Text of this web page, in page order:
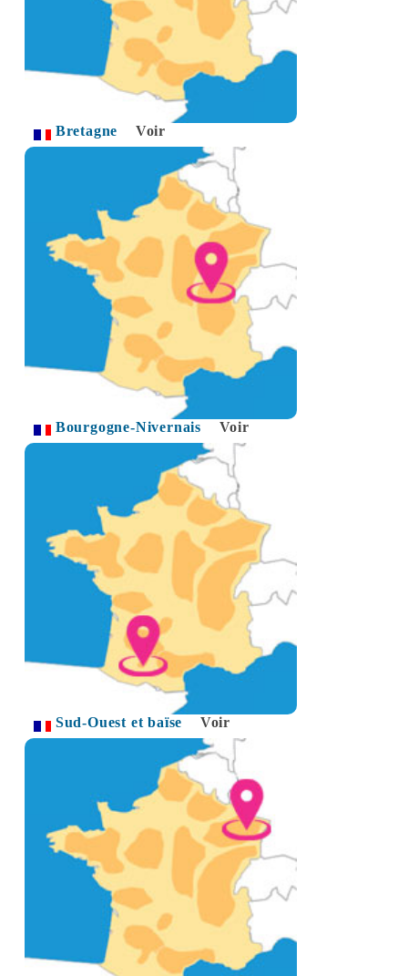
Bretagne Voir
Bourgogne-Nivernais Voir
Sud-Ouest et baïse Voir